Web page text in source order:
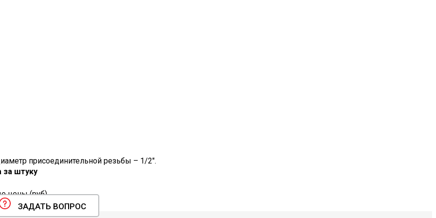
присоединительной резьбы – 1/2".
за штуку
цены (руб).
ЗАДАТЬ ВОПРОС